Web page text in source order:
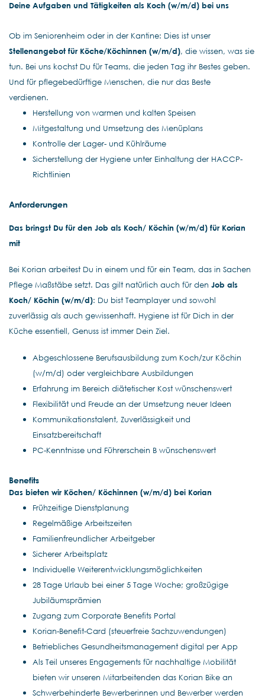
Deine Aufgaben und Tätigkeiten als Koch (w/m/d) bei uns
Ob im Seniorenheim oder in der Kantine: Dies ist unser
Stellenangebot für Köche/Köchinnen (w/m/d), die wissen, was sie
tun. Bei uns kochst Du für Teams, die jeden Tag ihr Bestes geben.
Und für pflegebedürftige Menschen, die nur das Beste
verdienen.
Herstellung von warmen und kalten Speisen
Mitgestaltung und Umsetzung des Menüplans
Kontrolle der Lager- und Kühlräume
Sicherstellung der Hygiene unter Einhaltung der HACCP-
Richtlinien
Anforderungen
Das bringst Du für den Job als Koch/ Köchin (w/m/d) für Korian
mit
Bei Korian arbeitest Du in einem und für ein Team, das in Sachen
Pflege Maßstäbe setzt. Das gilt natürlich auch für den Job als
Koch/ Köchin (w/m/d): Du bist Teamplayer und sowohl
zuverlässig als auch gewissenhaft. Hygiene ist für Dich in der
Küche essentiell, Genuss ist immer Dein Ziel.
Abgeschlossene Berufsausbildung zum Koch/zur Köchin
(w/m/d) oder vergleichbare Ausbildungen
Erfahrung im Bereich diätetischer Kost wünschenswert
Flexibilität und Freude an der Umsetzung neuer Ideen
Kommunikationstalent, Zuverlässigkeit und
Einsatzbereitschaft
PC-Kenntnisse und Führerschein B wünschenswert
Benefits
Das bieten wir Köchen/ Köchinnen (w/m/d) bei Korian
Frühzeitige Dienstplanung
Regelmäßige Arbeitszeiten
Familienfreundlicher Arbeitgeber
Sicherer Arbeitsplatz
Individuelle Weiterentwicklungsmöglichkeiten
28 Tage Urlaub bei einer 5 Tage Woche; großzügige
Jubiläumsprämien
Zugang zum Corporate Benefits Portal
Korian-Benefit-Card (steuerfreie Sachzuwendungen)
Betriebliches Gesundheitsmanagement digital per App
Als Teil unseres Engagements für nachhaltige Mobilität
bieten wir unseren Mitarbeitenden das Korian Bike an
Schwerbehinderte Bewerberinnen und Bewerber werden